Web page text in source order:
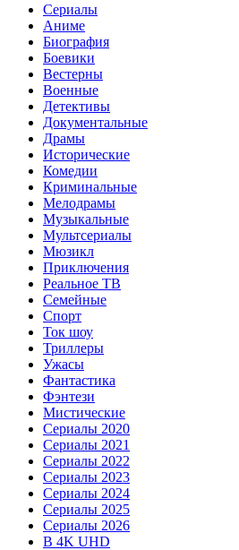
Сериалы
Аниме
Биография
Боевики
Вестерны
Военные
Детективы
Документальные
Драмы
Исторические
Комедии
Криминальные
Мелодрамы
Музыкальные
Мультсериалы
Мюзикл
Приключения
Реальное ТВ
Семейные
Спорт
Ток шоу
Триллеры
Ужасы
Фантастика
Фэнтези
Мистические
Сериалы 2020
Сериалы 2021
Сериалы 2022
Сериалы 2023
Сериалы 2024
Сериалы 2025
Сериалы 2026
В 4K UHD